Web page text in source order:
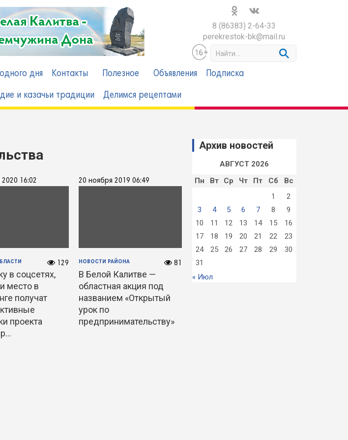
8 (86383) 2-64-33
perekrestok-bk@mail.ru
a
дня Контакты Полезное Объявления Подписка
и казачьи традиции Делимся рецептами
16:02
129
в соцсетях,
место в
получат
проекта
20 ноября 2019 06:49
НОВОСТИ РАЙОНА 81
В Белой Калитве —
областная акция под
названием «Открытый
урок по
предпринимательству»
Архив новостей
АВГУСТ 2026
Пн
Вт Ср Чт Пт Сб
Вс
1
2
3
4 5 6 7 8
9
10
11 12 13 14 15
16
17
18 19 20 21 22
23
24
25 26 27 28 29
30
31
« Июл